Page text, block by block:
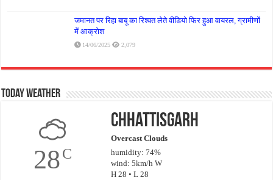
जमानत पर रिहा बाबू का रिश्वत लेते वीडियो फिर हुआ वायरल, ग्रामीणों
में आक्रोश
14/06/2025 2,079
Today Weather
28C
Chhattisgarh
Overcast Clouds
humidity: 74%
wind: 5km/h W
H 28 • L 28